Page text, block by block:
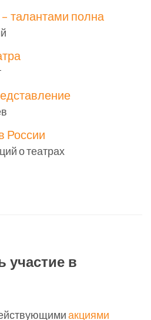
талантами полна
России
о театрах
участие в
акциями